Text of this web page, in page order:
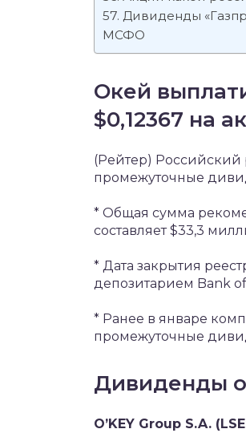
Дивиденды
МСФО
Окей
$0,12367 на
(Рейтер)
промежуточные
* Общая сумма
составляет $33,3
* Дата закрытия
депозитарием Bank
* Ранее в январе
промежуточные
Дивиденды
O’KEY Group S.A.